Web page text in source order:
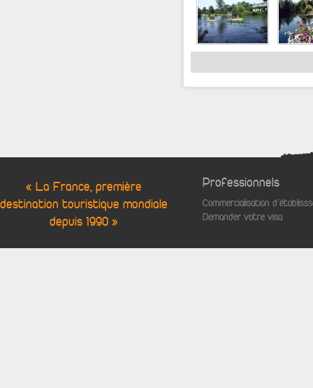
« La France, première
destination touristique mondiale
depuis 1990 »
Professionnels
Commercialisation
Demander votre visa